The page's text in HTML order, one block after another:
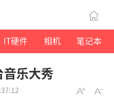
IT硬件 相机 笔记本
乐大秀